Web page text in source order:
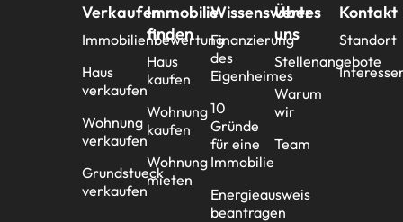
Verkaufen
Immobilienbewertung
Haus
verkaufen
Wohnung
verkaufen
Grundstueck
verkaufen
Immobilie
finden
Haus
kaufen
Wohnung
kaufen
Wohnung
mieten
Wissenswertes
Finanzierung
des
Eigenheimes
10
Gründe
für eine
Immobilie
Energieausweis
beantragen
Über
uns
Stellenangebote
Warum
wir
Team
Kontakt
Standort